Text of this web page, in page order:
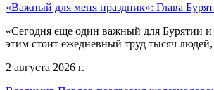
«Важный для меня праздник»: Глава
«Сегодня еще один важный для Бурятии
этим стоит ежедневный труд тысяч
2 августа 2026 г.